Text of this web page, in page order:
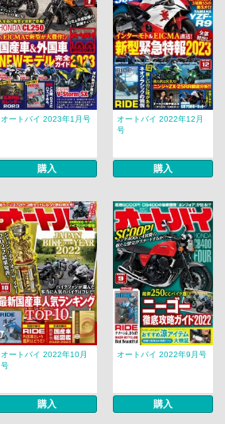
オートバイ 2023年1月号
購入
オートバイ 2022年12月
号
購入
オートバイ 2022年10月
号
購入
オートバイ 2022年9月号
購入